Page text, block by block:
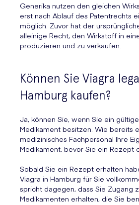
Generika nutzen den gleichen
erst nach Ablauf des Patentrechts
möglich. Zuvor hat der
alleinige Recht, den Wirkstoff in
produzieren und zu verkaufen.
Können Sie Viagra
Hamburg kaufen?
Ja, können Sie, wenn Sie ein
Medikament besitzen. Wie bereits
medizinisches Fachpersonal Ihre
Medikament, bevor Sie ein Rezept
Sobald Sie ein Rezept erhalten
Viagra in Hamburg für Sie
spricht dagegen, dass Sie Zugang
Medikamenten erhalten, die Sie